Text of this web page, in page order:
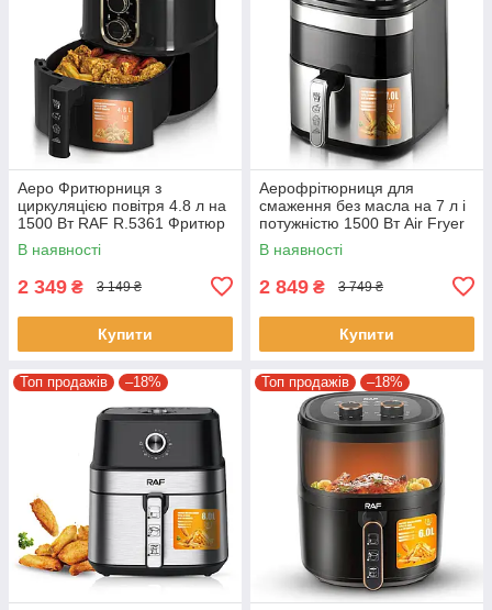
Аеро Фритюрниця з
циркуляцією повітря 4.8 л на
1500 Вт RAF R.5361 Фритюр
для дому
В наявності
2 349 ₴ 3 149 ₴
Купити
Аерофрітюрниця для
смаження без масла на 7 л і
потужністю 1500 Вт Air Fryer
RAF R.5354
Аерофритюрниця для дому
В наявності
2 849 ₴ 3 749 ₴
Купити
Топ продажів –18% Топ продажів –18%